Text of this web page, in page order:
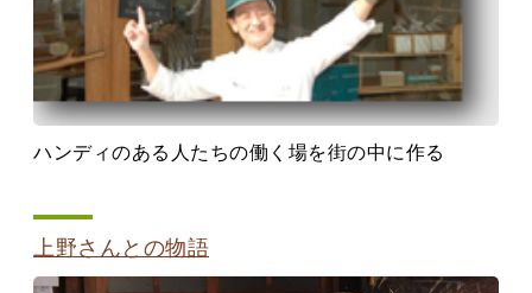
ハンディのある人たちの働く場を街の中に作る
上野さんとの物語